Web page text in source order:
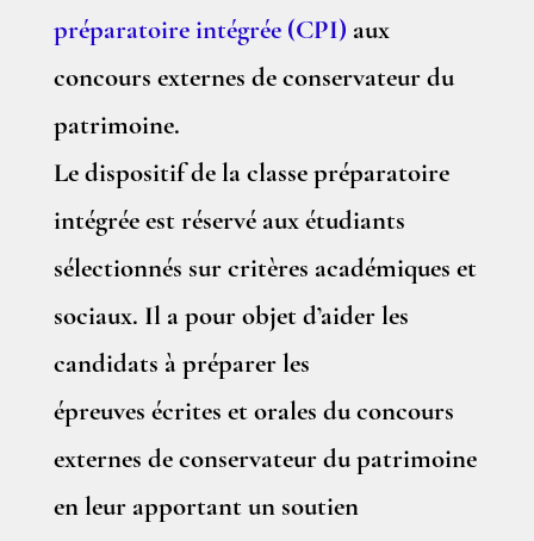
préparatoire intégrée (CPI) aux
concours externes de conservateur du
patrimoine.
Le dispositif de la classe préparatoire
intégrée est réservé aux étudiants
sélectionnés sur critères académiques et
sociaux. Il a pour objet d’aider les
candidats à préparer les
épreuves écrites et orales du concours
externes de conservateur du patrimoine
en leur apportant un soutien